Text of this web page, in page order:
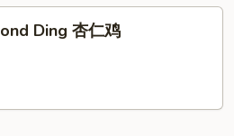
Ding 杏仁鸡